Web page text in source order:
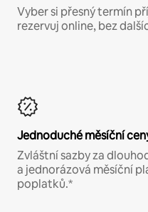
Vyber si přesný termín
rezervuj online, bez
Jednoduché měsíční
Zvláštní sazby za
a jednorázová měsíční
poplatků.*